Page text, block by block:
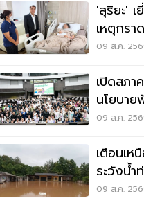
'สุริยะ' เ
เหตุกรา
นนทบุรี
09 ส.ค.
เปิดสภ
นโยบา
ออทิสติ
09 ส.ค.
เตือนเห
ระวังน้ำ
สูง
09 ส.ค.